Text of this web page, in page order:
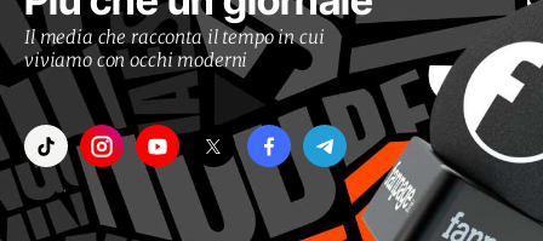
Il media che racconta il tempo in cui
viviamo con occhi moderni